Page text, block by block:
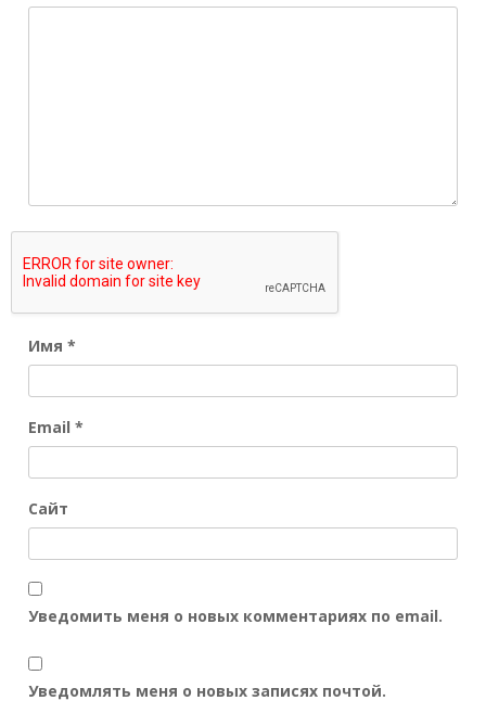
Имя *
Email *
Сайт
Уведомить меня о новых комментариях по email.
Уведомлять меня о новых записях почтой.